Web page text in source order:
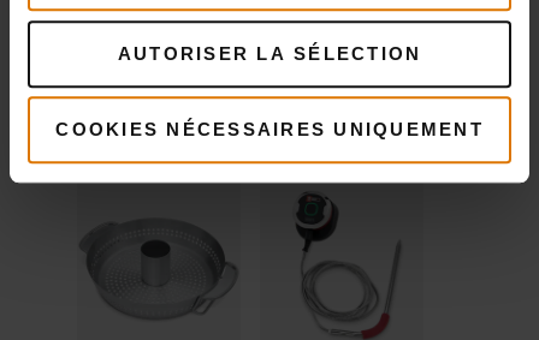
AUTORISER LA SÉLECTION
COOKIES NÉCESSAIRES UNIQUEMENT
Voir
Voir
détails